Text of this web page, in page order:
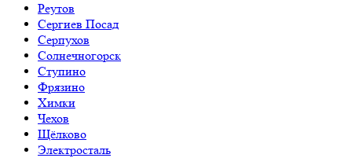
Реутов
Сергиев Посад
Серпухов
Солнечногорск
Ступино
Фрязино
Химки
Чехов
Щёлково
Электросталь